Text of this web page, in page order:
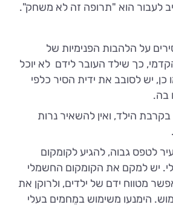
לעבור הוא "תרופה זה לא משחק".
על הלהבות הפנימיות של
כך שילד העובר לידם לא יוכל
יש לסובב את ידית הסיר כלפי
בה.
בקרבת הילד, ואין להשאיר נרות
לטפס גבוה, להגיע לקומקום
יש למקם את הקומקום החשמלי
מטווח ידם של ילדים, ולרוקן את
הימנעו משימוש במֵחמים בעלי